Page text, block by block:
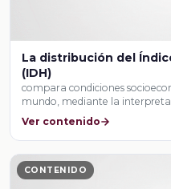
La distribución del
(IDH)
compara condiciones
mundo, mediante la
Ver contenido
CONTENIDO